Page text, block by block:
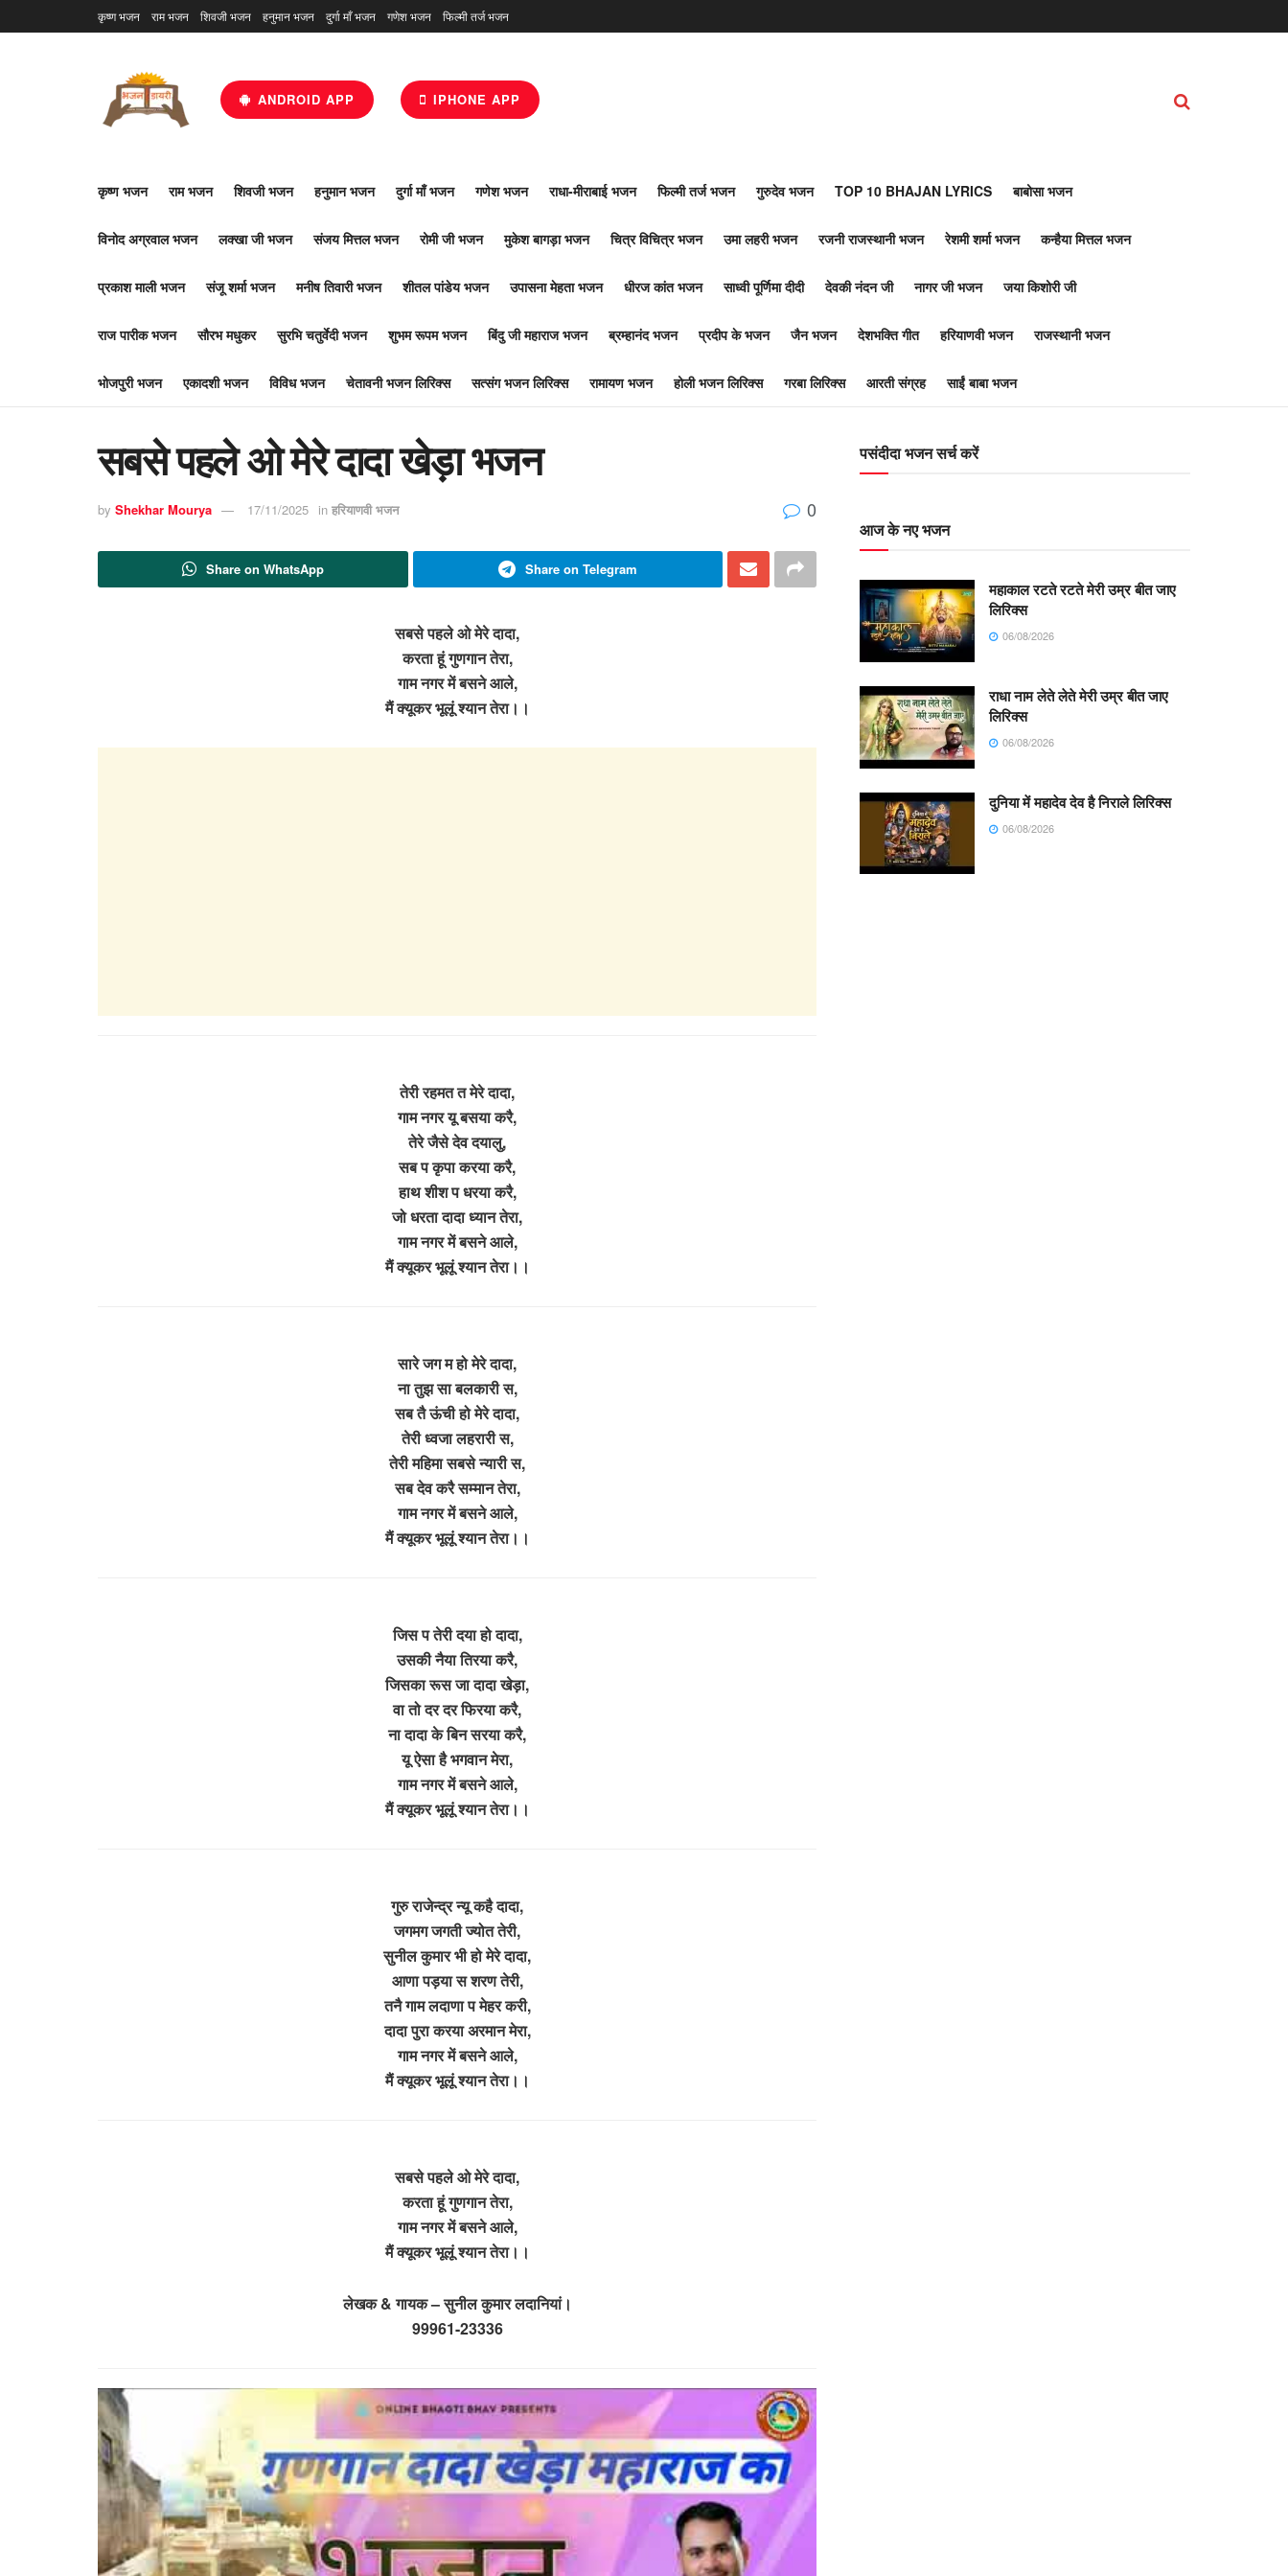
कृष्ण भजन राम भजन शिवजी भजन हनुमान भजन दुर्गा माँ भजन गणेश भजन फिल्मी तर्ज भजन
ANDROID APP IPHONE APP
कृष्ण भजन राम भजन शिवजी भजन हनुमान भजन दुर्गा माँ भजन गणेश भजन राधा-मीराबाई भजन फिल्मी तर्ज भजन गुरुदेव भजन TOP 10 BHAJAN LYRICS बाबोसा भजन
विनोद अग्रवाल भजन लक्खा जी भजन संजय मित्तल भजन रोमी जी भजन मुकेश बागड़ा भजन चित्र विचित्र भजन उमा लहरी भजन रजनी राजस्थानी भजन रेशमी शर्मा भजन कन्हैया मित्तल भजन
प्रकाश माली भजन संजू शर्मा भजन मनीष तिवारी भजन शीतल पांडेय भजन उपासना मेहता भजन धीरज कांत भजन साध्वी पूर्णिमा दीदी देवकी नंदन जी नागर जी भजन जया किशोरी जी
राज पारीक भजन सौरभ मधुकर सुरभि चतुर्वेदी भजन शुभम रूपम भजन बिंदु जी महाराज भजन ब्रम्हानंद भजन प्रदीप के भजन जैन भजन देशभक्ति गीत हरियाणवी भजन राजस्थानी भजन
भोजपुरी भजन एकादशी भजन विविध भजन चेतावनी भजन लिरिक्स सत्संग भजन लिरिक्स रामायण भजन होली भजन लिरिक्स गरबा लिरिक्स आरती संग्रह साईं बाबा भजन
सबसे पहले ओ मेरे दादा खेड़ा भजन
by Shekhar Mourya 17/11/2025 in हरियाणवी भजन 0
Share on WhatsApp Share on Telegram
सबसे पहले ओ मेरे दादा,
करता हूं गुणगान तेरा,
गाम नगर में बसने आले,
मैं क्यूकर भूलूं श्यान तेरा।।
तेरी रहमत त मेरे दादा,
गाम नगर यू बसया करै,
तेरे जैसे देव दयालु,
सब प कृपा करया करै,
हाथ शीश प धरया करै,
जो धरता दादा ध्यान तेरा,
गाम नगर में बसने आले,
मैं क्यूकर भूलूं श्यान तेरा।।
सारे जग म हो मेरे दादा,
ना तुझ सा बलकारी स,
सब तै ऊंची हो मेरे दादा,
तेरी ध्वजा लहरारी स,
तेरी महिमा सबसे न्यारी स,
सब देव करै सम्मान तेरा,
गाम नगर में बसने आले,
मैं क्यूकर भूलूं श्यान तेरा।।
जिस प तेरी दया हो दादा,
उसकी नैया तिरया करै,
जिसका रूस जा दादा खेड़ा,
वा तो दर दर फिरया करै,
ना दादा के बिन सरया करै,
यू ऐसा है भगवान मेरा,
गाम नगर में बसने आले,
मैं क्यूकर भूलूं श्यान तेरा।।
गुरु राजेन्द्र न्यू कहै दादा,
जगमग जगती ज्योत तेरी,
सुनील कुमार भी हो मेरे दादा,
आणा पड़या स शरण तेरी,
तनै गाम लदाणा प मेहर करी,
दादा पुरा करया अरमान मेरा,
गाम नगर में बसने आले,
मैं क्यूकर भूलूं श्यान तेरा।।
सबसे पहले ओ मेरे दादा,
करता हूं गुणगान तेरा,
गाम नगर में बसने आले,
मैं क्यूकर भूलूं श्यान तेरा।।
लेखक & गायक – सुनील कुमार लदानियां।
99961-23336
पसंदीदा भजन सर्च करें
आज के नए भजन
महाकाल रटते रटते मेरी उम्र बीत जाए
लिरिक्स
06/08/2026
राधा नाम लेते लेते मेरी उम्र बीत जाए
लिरिक्स
06/08/2026
दुनिया में महादेव देव है निराले लिरिक्स
06/08/2026